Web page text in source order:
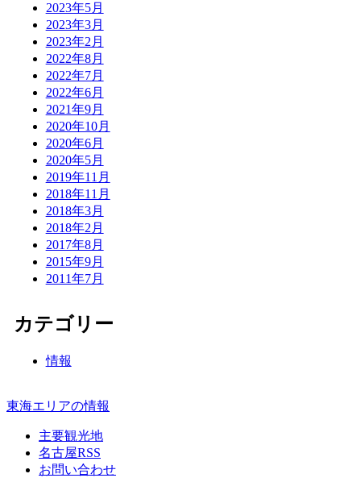
2023年5月
2023年3月
2023年2月
2022年8月
2022年7月
2022年6月
2021年9月
2020年10月
2020年6月
2020年5月
2019年11月
2018年11月
2018年3月
2018年2月
2017年8月
2015年9月
2011年7月
カテゴリー
情報
東海エリアの情報
主要観光地
名古屋RSS
お問い合わせ